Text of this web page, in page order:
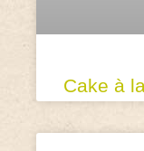
Cake à